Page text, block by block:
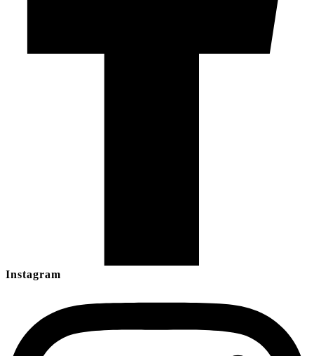
Instagram